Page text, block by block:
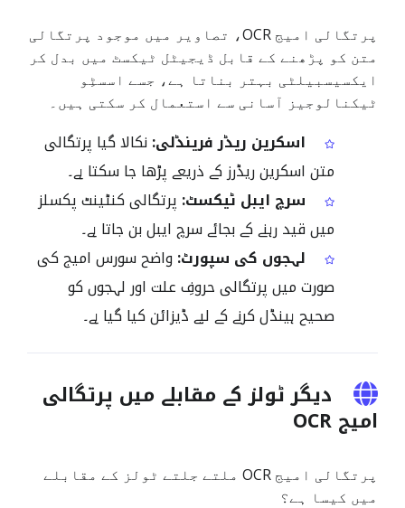
پرتگالی امیج OCR، تصاویر میں موجود پرتگالی
متن کو پڑھنے کے قابل ڈیجیٹل ٹیکسٹ میں بدل کر
ایکسیسبیلٹی بہتر بناتا ہے، جسے اسسٹِو
ٹیکنالوجیز آسانی سے استعمال کر سکتی ہیں۔
اسکرین ریڈر فرینڈلی:نکالا گیا پرتگالی
متن اسکرین ریڈرز کے ذریعے پڑھا جا سکتا ہے۔
سرچ ایبل ٹیکسٹ: پرتگالی کنٹینٹ پکسلز
میں قید رہنے کے بجائے سرچ ایبل بن جاتا ہے۔
لہجوں کی سپورٹ: واضح سورس امیج کی
صورت میں پرتگالی حروفِ علت اور لہجوں کو
صحیح ہینڈل کرنے کے لیے ڈیزائن کیا گیا ہے۔
دیگر ٹولز کے مقابلے میں پرتگالی
امیج OCR
پرتگالی امیج OCR ملتے جلتے ٹولز کے مقابلے
میں کیسا ہے؟